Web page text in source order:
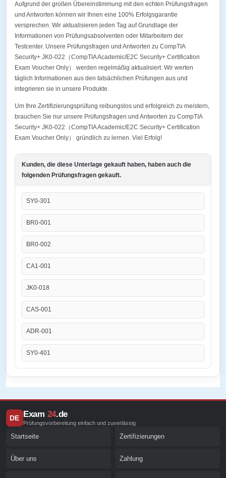
Aufgrund der großen Übereinstimmung mit den echten Prüfungsfragen
und Antworten können wir Ihnen eine 100% Erfolgsgarantie
versprechen. Wir aktualisieren jeden Tag auf Grundlage der
Informationen von Prüfungsabsolventen oder Mitarbeitern der
Testcenter. Unsere Prüfungsfragen und Antworten zu CompTIA
Security+ JK0-022（CompTIA Academic/E2C Security+ Certification
Exam Voucher Only） werden regelmäßig aktualisiert. Wir werten
täglich Informationen aus den tatsächlichen Prüfungen aus und
integrieren sie in unsere Produkte.
Um Ihre Zertifizierungsprüfung reibungslos und erfolgreich zu meistern,
brauchen Sie nur unsere Prüfungsfragen und Antworten zu CompTIA
Security+ JK0-022（CompTIA Academic/E2C Security+ Certification
Exam Voucher Only） gründlich zu lernen. Viel Erfolg!
Kunden, die diese Unterlage gekauft haben, haben auch die
folgenden Prüfungsfragen gekauft.
SY0-301
BR0-001
BR0-002
CA1-001
JK0-018
CAS-001
ADR-001
SY0-401
DE Exam 24.de
Prüfungsvorbereitung einfach und zuverlässig
Startseite Zertifizierungen
Über uns Zahlung